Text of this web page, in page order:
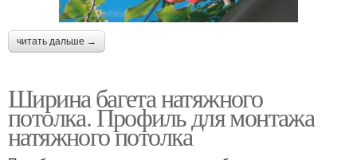
читать дальше →
Ширина багета натяжного
потолка. Профиль для монтажа
натяжного потолка